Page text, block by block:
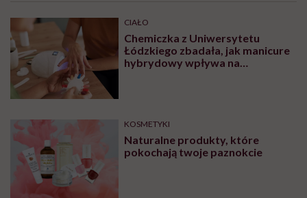
CIAŁO
Chemiczka z Uniwersytetu
Łódzkiego zbadała, jak manicure
hybrydowy wpływa na
KOSMETYKI
Naturalne produkty, które
pokochają twoje paznokcie